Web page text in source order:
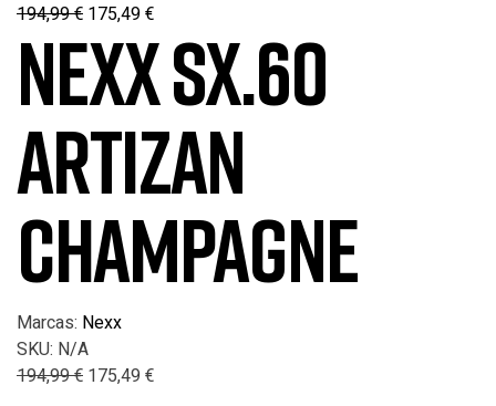
194,99€ 175,49€
NEXX SX.60
ARTIZAN
CHAMPAGNE
Marcas: Nexx
SKU: N/A
194,99€ 175,49 €